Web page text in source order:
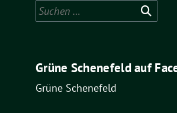
Suchen
nach:
Grüne Schenefeld auf
Grüne Schenefeld